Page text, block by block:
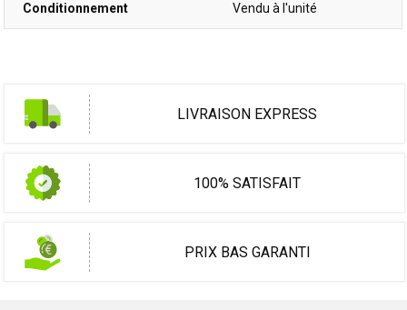
Conditionnement Vendu à l'unité
LIVRAISON EXPRESS
100% SATISFAIT
PRIX BAS GARANTI